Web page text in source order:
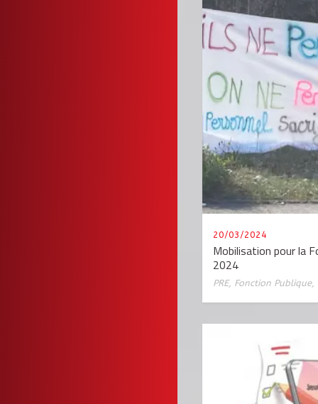
20/03/2024
Mobilisation pour la
2024
PRE, Fonction Publique,